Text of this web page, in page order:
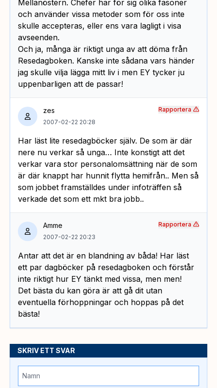
Mellanöstern. Chefer har för sig olika fasoner
och använder vissa metoder som för oss inte
skulle accepteras, eller ens vara lagligt i visa
avseenden.
Och ja, många är riktigt unga av att döma från
Resedagboken. Kanske inte sådana vars händer
jag skulle vilja lägga mitt liv i men EY tycker ju
uppenbarligen att de passar!
zes
2007-02-22 20:28
Har läst lite resedagböcker själv. De som är där
nere nu verkar så unga… Inte konstigt att det
verkar vara stor personalomsättning när de som
är där knappt har hunnit flytta hemifrån.. Men så
som jobbet framställdes under infoträffen så
verkade det som ett mkt bra jobb..
Rapportera
Amme
2007-02-22 20:23
Antar att det är en blandning av båda! Har läst
ett par dagböcker på resedagboken och förstår
inte riktigt hur EY tänkt med vissa, men men!
Det bästa du kan göra är att gå dit utan
eventuella förhoppningar och hoppas på det
bästa!
Rapportera
SKRIV ETT SVAR